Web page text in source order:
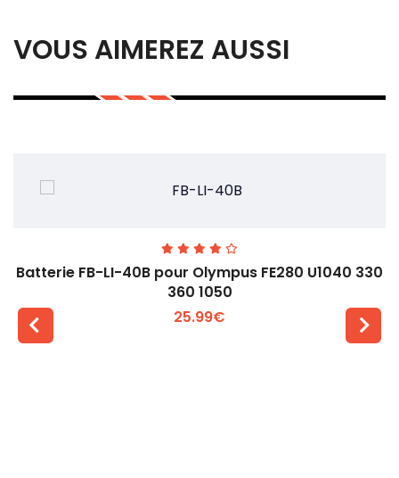
VOUS AIMEREZ AUSSI
Batterie FB-LI-40B pour Olympus FE280 U1040 330
360 1050
25.99€